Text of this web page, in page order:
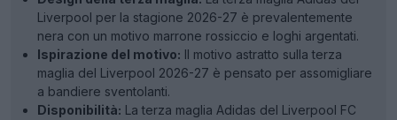
Liverpool per la stagione 2026-27 è prevalentemente
nera con un motivo marrone rossiccio e loghi argentati.
Ispirazione del motivo: Il motivo astratto sulla terza
maglia del Liverpool 2026-27 è pensato per assomigliare
a bandiere sventolanti.
Disponibilità: La terza maglia Adidas del Liverpool FC